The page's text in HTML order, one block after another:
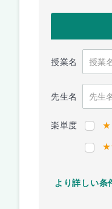
授業名
先生名
楽単度 ★
より詳しい条